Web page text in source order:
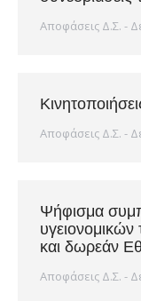
Αποφάσεις Δ.Σ. -
Αποφάσεις Δ.Σ. -
Ψήφισμα
και δωρεάν
Αποφάσεις Δ.Σ. -